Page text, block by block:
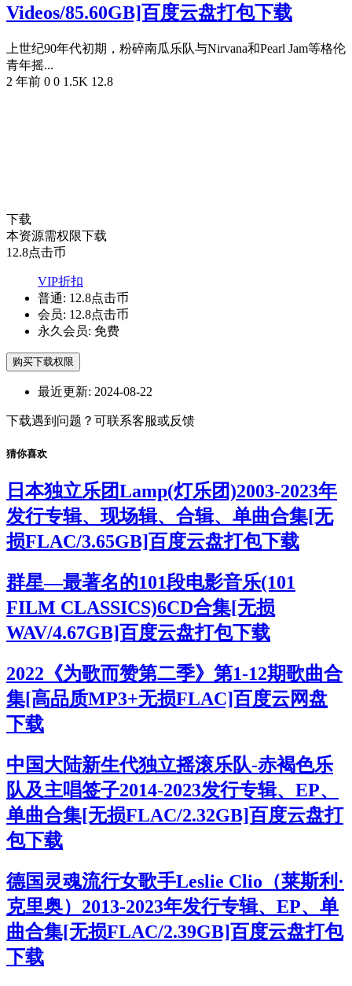
Videos/85.60GB]百度云盘打包下载
上世纪90年代初期，粉碎南瓜乐队与Nirvana和Pearl Jam等格伦
青年摇...
2 年前 0 0 1.5K 12.8
下载
本资源需权限下载
12.8点击币
VIP折扣
普通: 12.8点击币
会员: 12.8点击币
永久会员: 免费
购买下载权限
最近更新: 2024-08-22
下载遇到问题？可联系客服或反馈
猜你喜欢
日本独立乐团Lamp(灯乐团)2003-2023年
发行专辑、现场辑、合辑、单曲合集[无
损FLAC/3.65GB]百度云盘打包下载
群星—最著名的101段电影音乐(101
FILM CLASSICS)6CD合集[无损
WAV/4.67GB]百度云盘打包下载
2022《为歌而赞第二季》第1-12期歌曲合
集[高品质MP3+无损FLAC]百度云网盘
下载
中国大陆新生代独立摇滚乐队-赤褐色乐
队及主唱签子2014-2023发行专辑、EP、
单曲合集[无损FLAC/2.32GB]百度云盘打
包下载
德国灵魂流行女歌手Leslie Clio（莱斯利·
克里奥）2013-2023年发行专辑、EP、单
曲合集[无损FLAC/2.39GB]百度云盘打包
下载